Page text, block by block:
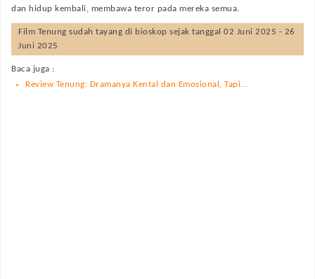
dan hidup kembali, membawa teror pada mereka semua.
Film Tenung sudah tayang di bioskop sejak tanggal 02 Juni 2025 - 26
Juni 2025
Baca juga :
Review Tenung: Dramanya Kental dan Emosional, Tapi...